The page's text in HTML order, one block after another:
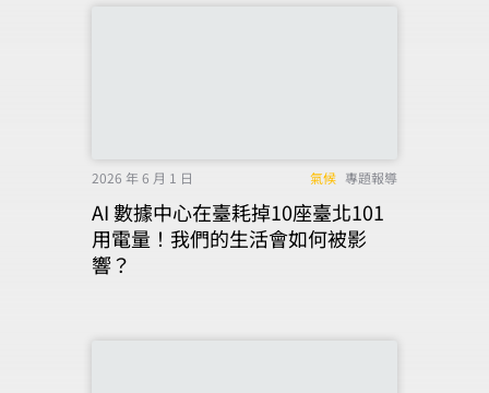
2026 年 6 月 1 日 氣候 專題報導
AI 數據中心在臺耗掉10座臺北101
用電量！我們的生活會如何被影
響？